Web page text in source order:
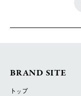
BRAND SITE
トップ